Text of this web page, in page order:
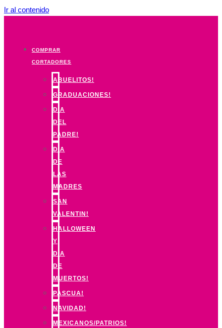
Ir al contenido
COMPRAR
CORTADORES
ABUELITOS!
GRADUACIONES!
DIA
DEL
PADRE!
DIA
DE
LAS
MADRES
SAN
VALENTIN!
HALLOWEEN
Y
DIA
DE
MUERTOS!
PASCUA!
NAVIDAD!
MEXICANOS/PATRIOS!